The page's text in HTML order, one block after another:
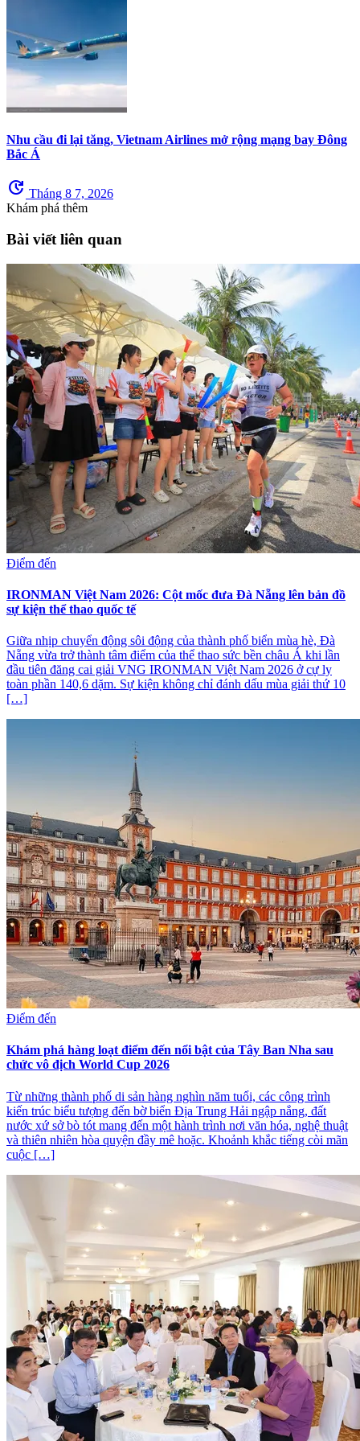
Nhu cầu đi lại tăng, Vietnam Airlines mở rộng mạng bay Đông
Bắc Á
update Tháng 8 7, 2026
Khám phá thêm
Bài viết liên quan
Điểm đến
IRONMAN Việt Nam 2026: Cột mốc đưa Đà Nẵng lên bản đồ
sự kiện thể thao quốc tế
Giữa nhịp chuyển động sôi động của thành phố biển mùa hè, Đà
Nẵng vừa trở thành tâm điểm của thể thao sức bền châu Á khi lần
đầu tiên đăng cai giải VNG IRONMAN Việt Nam 2026 ở cự ly
toàn phần 140,6 dặm. Sự kiện không chỉ đánh dấu mùa giải thứ 10
[…]
Điểm đến
Khám phá hàng loạt điểm đến nổi bật của Tây Ban Nha sau
chức vô địch World Cup 2026
Từ những thành phố di sản hàng nghìn năm tuổi, các công trình
kiến trúc biểu tượng đến bờ biển Địa Trung Hải ngập nắng, đất
nước xứ sở bò tót mang đến một hành trình nơi văn hóa, nghệ thuật
và thiên nhiên hòa quyện đầy mê hoặc. Khoảnh khắc tiếng còi mãn
cuộc […]